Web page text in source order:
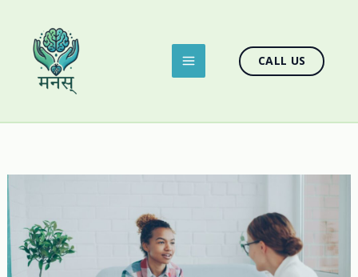
content
CALL US